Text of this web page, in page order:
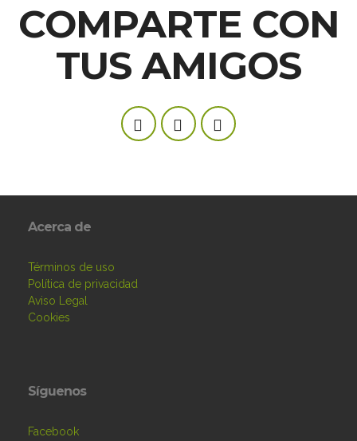
COMPARTE CON
TUS AMIGOS
Acerca de
Términos de uso
Política de privacidad
Aviso Legal
Cookies
Síguenos
Facebook